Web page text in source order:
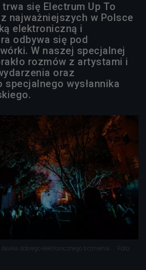
trwa się Electrum Up To
najważniejszych w Polsce
elektroniczną i
odbywa się pod
W naszej specjalnej
rozmów z artystami i
oraz
specjalnego wysłannika
dobrego elektronicznego brzmienia.
Foto: